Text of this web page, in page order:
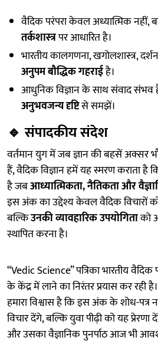
वैदिक परंपरा केवल अध्यात्मिक नहीं,
तर्कशास्त्रपर आधारित है।
भारतीय कालगणना, खगोलशास्त्र,
अनुपम बौद्धिक गहराईहै।
आधुनिक विज्ञान के साथ संवाद संभव
अनुभवजन्य दृष्टिसे समझें।
🔹संपादकीय संदेश
वर्तमान युग में जब ज्ञान की बहसें अक्सर
हैं, वैदिक विज्ञान हमें यह स्मरण कराता है
है जबआध्यात्मिकता, नैतिकता और
इस अंक का उद्देश्य केवल वैदिक विचारों को
बल्किउनकी व्यावहारिक उपयोगिताको
स्थापित करना है।
“Vedic Science” पत्रिका भारतीय वैदिक
के केंद्र में लाने का निरंतर प्रयास कर रही है।
हमारा विश्वास है कि इस अंक के शोध-पत्र
विचार देंगे, बल्कि युवा पीढ़ी को यह
और उसका वैज्ञानिक पुनर्पाठ आज भी